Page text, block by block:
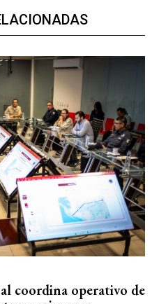
coordina operativo de